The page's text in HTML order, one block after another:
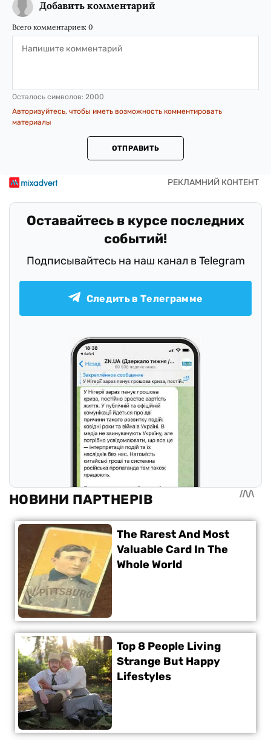
Добавить комментарий
Всего комментариев: 0
Осталось символов: 2000
Авторизуйтесь, чтобы иметь возможность комментировать
материалы
ОТПРАВИТЬ
Оставайтесь в курсе последних
событий!
Подписывайтесь на наш канал в Telegram
Следить в Телеграмме